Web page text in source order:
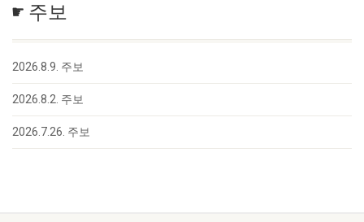
☛ 주보
2026.8.9. 주보
2026.8.2. 주보
2026.7.26. 주보